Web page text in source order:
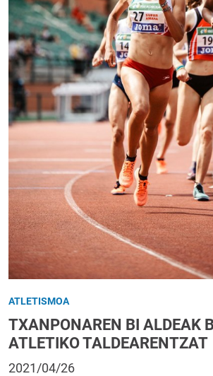
ATLETISMOA
TXANPONAREN BI ALDEAK
ATLETIKO TALDEARENTZAT
2021/04/26